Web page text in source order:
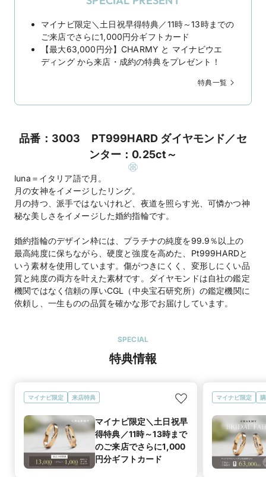
マイナビ限定＼土日祝早得特典／11時～13時までの
ご来店でさらに1,000円分ギフトカード
【最大63,000円分】CHARMY と マイナビウエ
ディング から来店・成約の特典をプレゼント！
特典一覧
品番：3003 PT999HARD ダイヤモンド／セ
ンター：0.25ct～
luna＝イタリア語で月。
月の女神をイメージしたリング。
月の持つ、派手ではないけれど、夜道を照らす光、可憐かつ神
秘な美しさをイメージした婚約指輪です。
婚約指輪のデザイン枠には、プラチナの純度を99.9％以上の
最高純度に保ちながら、硬度と強度を高めた、Pt999HARDと
いう素材を使用しています。傷がつきにくく、変形しにくい品
質と純度の両方を叶えた素材です。ダイヤモンドは自社の鑑定
機関ではなく信頼の厚いCGL（中央宝石研究所）の鑑定機関に
依頼し、一生ものの品質を確かな形でお届けしています。
SPECIAL
特典情報
マイナビ限定 来店特典
マイナビ限定＼土日祝早
得特典／11時～13時まで
のご来店でさらに1,000
円分ギフトカード
マイナビ限定